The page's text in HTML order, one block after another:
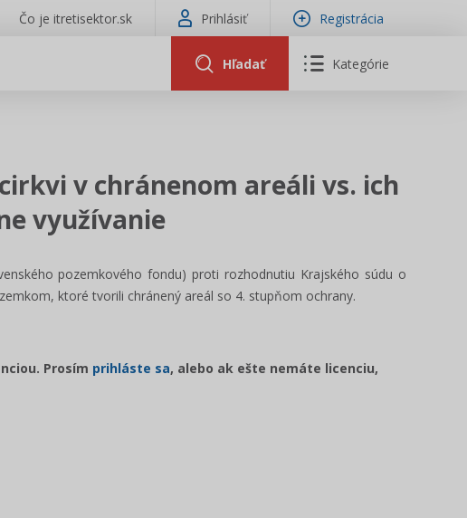
Čo je itretisektor.sk Prihlásiť Registrácia
Hľadať Kategórie
v chránenom areáli vs. ich
využívanie
pozemkového fondu) proti rozhodnutiu Krajského súdu o
ktoré tvorili chránený areál so 4. stupňom ochrany.
Prosím prihláste sa, alebo ak ešte nemáte licenciu,